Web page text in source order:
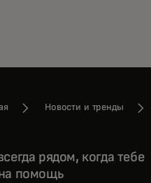
Новости и тренды
рядом, когда тебе
помощь